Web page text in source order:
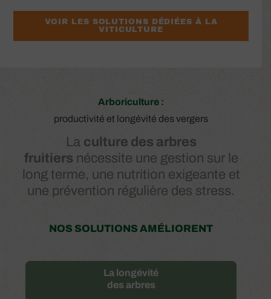
VOIR LES SOLUTIONS DÉDIÉES À LA
VITICULTURE
Arboriculture :
productivité et longévité des vergers
La culture des arbres
fruitiers nécessite une gestion sur le
long terme, une nutrition exigeante et
une prévention régulière des stress.
NOS SOLUTIONS AMÉLIORENT
La longévité
des arbres